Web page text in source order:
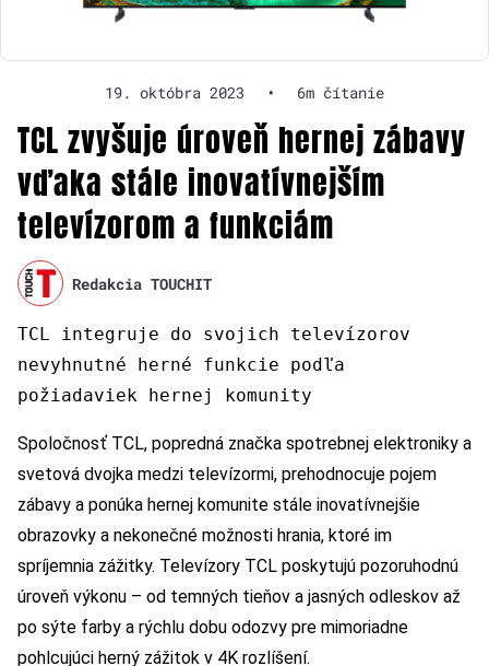
19. októbra 2023 • 6m čítanie
TCL zvyšuje úroveň hernej zábavy
vďaka stále inovatívnejším
televízorom a funkciám
Redakcia TOUCHIT
TCL integruje do svojich televízorov
nevyhnutné herné funkcie podľa
požiadaviek hernej komunity
Spoločnosť TCL, popredná značka spotrebnej elektroniky a
svetová dvojka medzi televízormi, prehodnocuje pojem
zábavy a ponúka hernej komunite stále inovatívnejšie
obrazovky a nekonečné možnosti hrania, ktoré im
spríjemnia zážitky. Televízory TCL poskytujú pozoruhodnú
úroveň výkonu – od temných tieňov a jasných odleskov až
po sýte farby a rýchlu dobu odozvy pre mimoriadne
pohlcujúci herný zážitok v 4K rozlíšení.